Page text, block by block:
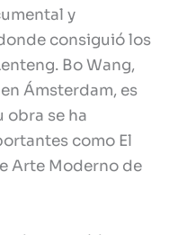
y
consiguió los
Bo Wang,
Ámsterdam, es
obra se ha
como El
Arte Moderno de